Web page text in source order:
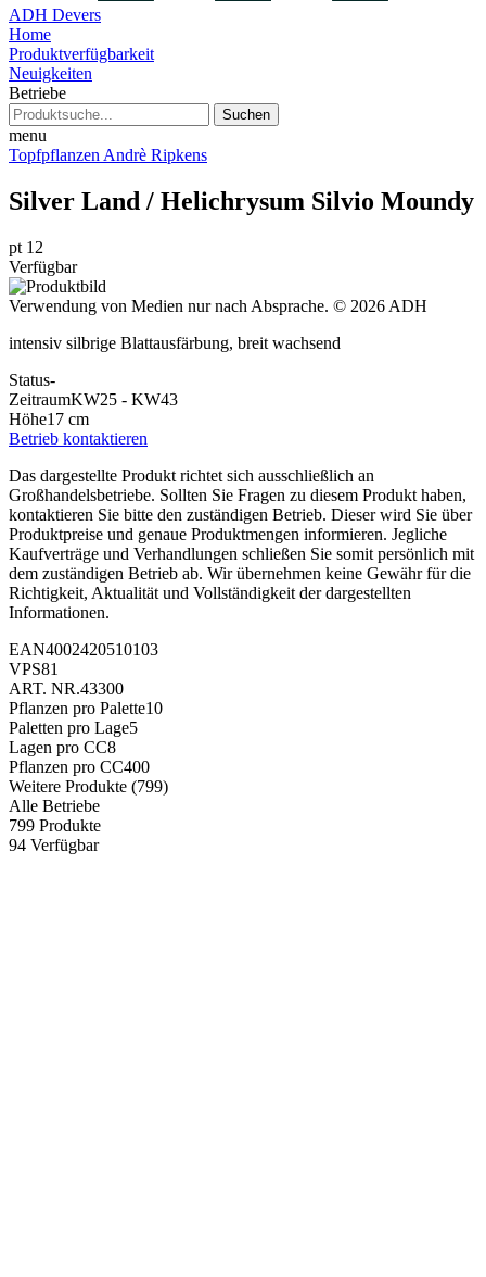
ADH Devers
Home
Produktverfügbarkeit
Neuigkeiten
Betriebe
Suchen
menu
Topfpflanzen Andrè Ripkens
Silver Land / Helichrysum Silvio Moundy
pt 12
Verfügbar
Verwendung von Medien nur nach Absprache. © 2026 ADH
intensiv silbrige Blattausfärbung, breit wachsend
Status-
ZeitraumKW25 - KW43
Höhe17 cm
Betrieb kontaktieren
Das dargestellte Produkt richtet sich ausschließlich an
Großhandelsbetriebe. Sollten Sie Fragen zu diesem Produkt haben,
kontaktieren Sie bitte den zuständigen Betrieb. Dieser wird Sie über
Produktpreise und genaue Produktmengen informieren. Jegliche
Kaufverträge und Verhandlungen schließen Sie somit persönlich mit
dem zuständigen Betrieb ab. Wir übernehmen keine Gewähr für die
Richtigkeit, Aktualität und Vollständigkeit der dargestellten
Informationen.
EAN4002420510103
VPS81
ART. NR.43300
Pflanzen pro Palette10
Paletten pro Lage5
Lagen pro CC8
Pflanzen pro CC400
Weitere Produkte (799)
Alle Betriebe
799 Produkte
94 Verfügbar